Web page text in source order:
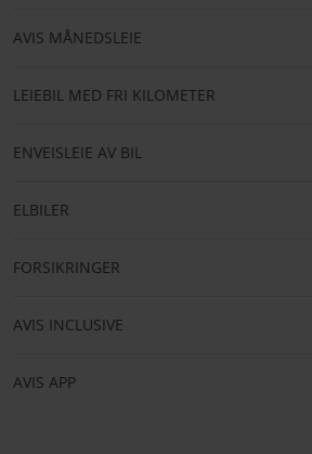
AVIS MÅNEDSLEIE
LEIEBIL MED FRI KILOMETER
ENVEISLEIE AV BIL
ELBILER
FORSIKRINGER
AVIS INCLUSIVE
AVIS APP